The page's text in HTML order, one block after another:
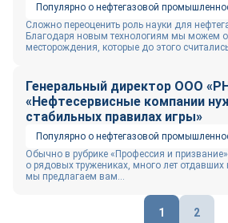
Популярно о нефтегазовой
Сложно переоценить роль науки для
Благодаря новым технологиям мы можем
месторождения, которые до этого
Генеральный директор ООО
«Нефтесервисные компании
стабильных правилах игры»
Популярно о нефтегазовой
Обычно в рубрике «Профессия и
о рядовых тружениках, много лет отдавших
мы предлагаем вам...
1 2